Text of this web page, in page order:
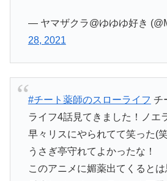
— ヤマザクラ@ゆゆゆ好き
28, 2021
#チート薬師のスローライフ チ
ライフ4話見てきました！ノエ
早々リスにやられてて笑った(
うさぎ亭守れてよかったな！
このアニメに媚薬出てくると